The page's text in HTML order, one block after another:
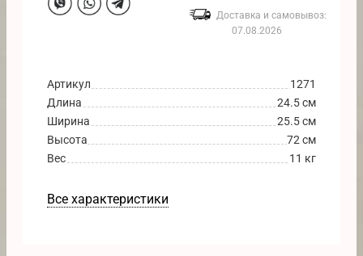
Доставка и самовывоз:
07.08.2026
Артикул
1271
Длина
24.5 см
Ширина
25.5 см
Высота
72 см
Вес
11 кг
Все характеристики